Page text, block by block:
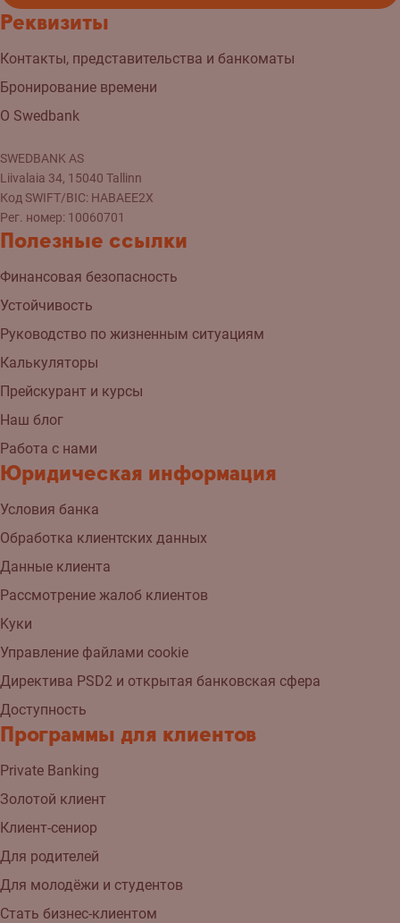
Реквизиты
Контакты, представительства и банкоматы
Бронирование времени
О Swedbank
SWEDBANK AS
Liivalaia 34, 15040 Tallinn
Код SWIFT/BIC: HABAEE2X
Рег. номер: 10060701
Полезные ссылки
Финансовая безопасность
Устойчивость
Руководство по жизненным ситуациям
Калькуляторы
Прейскурант и курсы
Наш блог
Работа с нами
Юридическая информация
Условия банка
Обработка клиентских данных
Данные клиента
Рассмотрение жалоб клиентов
Kуки
Управление файлами cookie
Директива PSD2 и открытая банковская сфера
Доступность
Программы для клиентов
Private Banking
Золотой клиент
Клиент-сениор
Для родителей
Для молодёжи и студентов
Стать бизнес-клиентом